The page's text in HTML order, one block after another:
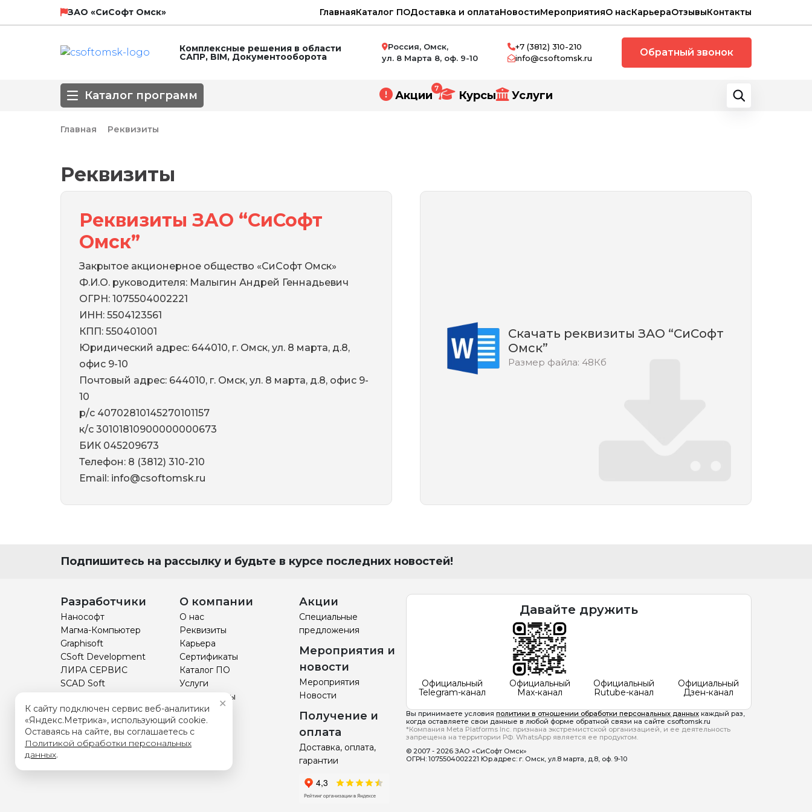
ЗАО «СиСофт Омск» ГлавнаяКаталог ПОДоставка и оплатаНовостиМероприятияО насКарьераОтзывыКонтакты
Комплексные решения в области
САПР, BIM, Документооборота
Россия, Омск,
ул. 8 Марта 8, оф. 9-10
+7 (3812) 310-210
info@csoftomsk.ru
Обратный звонок
Каталог программ
НТП Трубопровод SCAD Soft
3D-моделирование
BIM
Обработка сканированных изображений
Оформление чертежей
ПОС, ППР
СПДС
Строительство и архитектура
ЕСКД Машиностроение
Инженерный анализЭлектротехнические решения
Инженерные изыскания
Магистральные трубопроводы
Нормативно-техническая документация
Разработка радиоэлектронных устройств
Расчетное ПООблачные сервисы
Операционные системы
Защита данных
Каталоги
Корпоративные системыСистемы контроля и автоматики
Акции
7
Курсы Услуги
Главная Реквизиты
Реквизиты
Реквизиты ЗАО “СиСофт
Омск”
Закрытое акционерное общество «СиСофт Омск»
Ф.И.О. руководителя: Малыгин Андрей Геннадьевич
ОГРН: 1075504002221
ИНН: 5504123561
КПП: 550401001
Юридический адрес: 644010, г. Омск, ул. 8 марта, д.8,
офис 9-10
Почтовый адрес: 644010, г. Омск, ул. 8 марта, д.8, офис 9-
10
р/с 40702810145270101157
к/с 30101810900000000673
БИК 045209673
Телефон: 8 (3812) 310-210
Email: info@csoftomsk.ru
Скачать реквизиты ЗАО “СиСофт
Омск”
Размер файла: 48Кб
Подпишитесь на рассылку и будьте в курсе последних новостей!
Разработчики
Нанософт
Магма-Компьютер
Graphisoft
CSoft Development
ЛИРА СЕРВИС
SCAD Soft
Технософт
О компании
О нас
Реквизиты
Карьера
Сертификаты
Каталог ПО
Услуги
Прайс-листы
Курсы
Отзывы
BIM
Акции
Специальные
предложения
Мероприятия и
новости
Мероприятия
Новости
Получение и
оплата
Доставка, оплата,
гарантии
Давайте дружить
Официальный
Telegram-канал
Официальный
Max-канал
Официальный
Rutube-канал
Официальный
Дзен-канал
Вы принимаете условия политики в отношении обработки персональных данных каждый раз,
когда оставляете свои данные в любой форме обратной связи на сайте csoftomsk.ru
*Компания Meta Platforms Inc. признана экстремистской организацией, и ее деятельность
запрещена на территории РФ. WhatsApp является ее продуктом.
© 2007 - 2026 ЗАО «СиСофт Омск»
ОГРН: 1075504002221 Юр.адрес: г. Омск, ул.8 марта, д.8, оф. 9-10
К сайту подключен сервис веб-аналитики
«Яндекс.Метрика», использующий cookie.
Оставаясь на сайте, вы соглашаетесь с
Политикой обработки персональных
данных.
✕